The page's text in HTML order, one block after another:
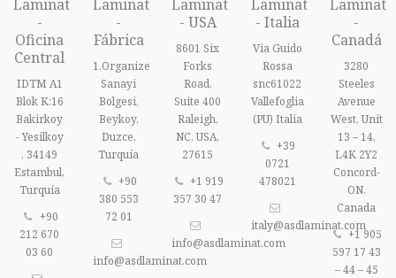
Laminat
-
Oficina
Central
IDTM A1
Blok K:16
Bakirkoy
- Yesilkoy
, 34149
Estambul,
Turquía
+90
212 670
03 60
Laminat
-
Fábrica
1.Organize
Sanayi
Bolgesi,
Beykoy,
Duzce,
Turquía
+90
380 553
72 01
info@asdlaminat.com
Laminat
- USA
8601 Six
Forks
Road,
Suite 400
Raleigh,
NC, USA,
27615
+1 919
357 30 47
info@asdlaminat.com
Laminat
- Italia
Via Guido
Rossa
snc61022
Vallefoglia
(PU) Italia
+39
0721
478021
italy@asdlaminat.com
Laminat
-
Canadá
3280
Steeles
Avenue
West, Unit
13 – 14,
L4K 2Y2
Concord-
ON,
Canada
+1 905
597 17 43
– 44 – 45